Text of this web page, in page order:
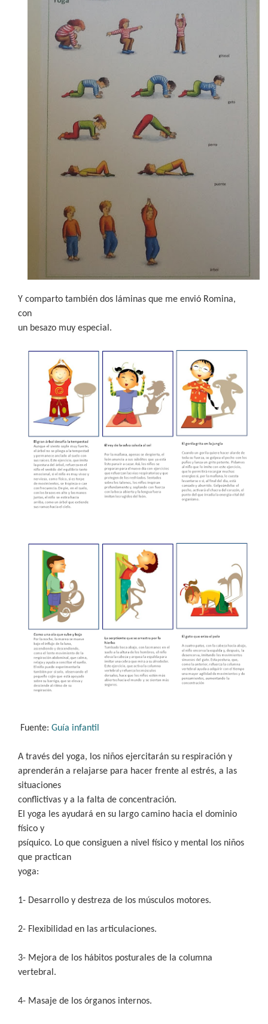
Y comparto también dos láminas que me envió Romina,
con
un besazo muy especial.
Fuente: Guía infantil
A través del yoga, los niños ejercitarán su respiración y
aprenderán a relajarse para hacer frente al estrés, a las
situaciones
conflictivas y a la falta de concentración.
El yoga les ayudará en su largo camino hacia el dominio
físico y
psíquico. Lo que consiguen a nivel físico y mental los niños
que practican
yoga:
1- Desarrollo y destreza de los músculos motores.
2- Flexibilidad en las articulaciones.
3- Mejora de los hábitos posturales de la columna
vertebral.
4- Masaje de los órganos internos.